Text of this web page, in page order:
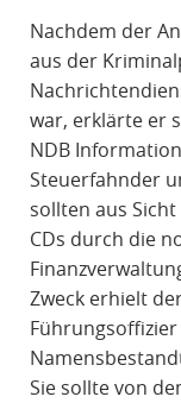
Nachdem der
aus der
war, erklärte er
NDB
Steuerfahnder
sollten aus
CDs durch die
Zweck erhielt
Führungsoffizier
Sie sollte von